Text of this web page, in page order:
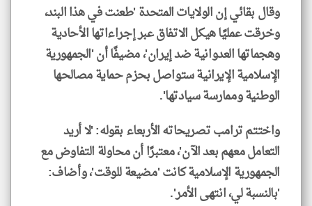
وقال بقائي إن الولايات المتحدة 'طعنت في هذا البند،
وخرقت عمليًا هيكل الاتفاق عبر إجراءاتها الأحادية
وهجماتها العدوانية ضد إيران'، مضيفًا أن 'الجمهورية
الإسلامية الإيرانية ستواصل بحزم حماية مصالحها
الوطنية وممارسة سيادتها'.
واختتم ترامب تصريحاته الأربعاء بقوله: 'لا أريد
التعامل معهم بعد الآن'، معتبرًا أن محاولة التفاوض مع
الجمهورية الإسلامية كانت 'مضيعة للوقت'، وأضاف:
'بالنسبة لي، انتهى الأمر'.